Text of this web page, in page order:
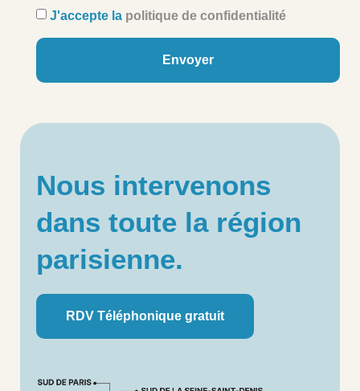
J'accepte la politique de confidentialité
Envoyer
Nous intervenons
dans toute la région
parisienne.
RDV Téléphonique gratuit